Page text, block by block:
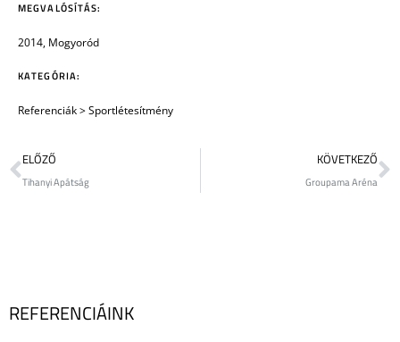
MEGVALÓSÍTÁS:
2014, Mogyoród
KATEGÓRIA:
Referenciák>Sportlétesítmény
ELŐZŐ
Tihanyi Apátság
KÖVETKEZŐ
Groupama Aréna
REFERENCIÁINK